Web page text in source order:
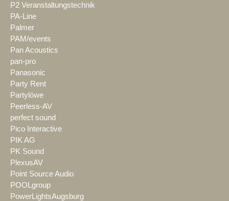
P2 Veranstaltungstechnik
PA-Line
Palmer
PAM/events
Pan Acoustics
pan-pro
Panasonic
Party Rent
Partylöwe
Peerless-AV
perfect sound
Pico Interactive
PIK AG
PK Sound
PlexusAV
Point Source Audio
POOLgroup
PowerLightsAugsburg